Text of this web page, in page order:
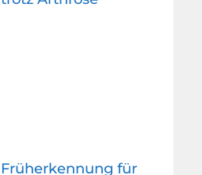
Früherkennung für